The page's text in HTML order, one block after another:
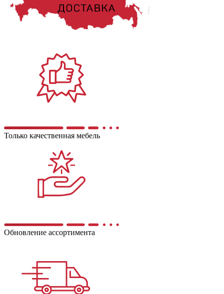
Только качественная мебель
Обновление ассортимента